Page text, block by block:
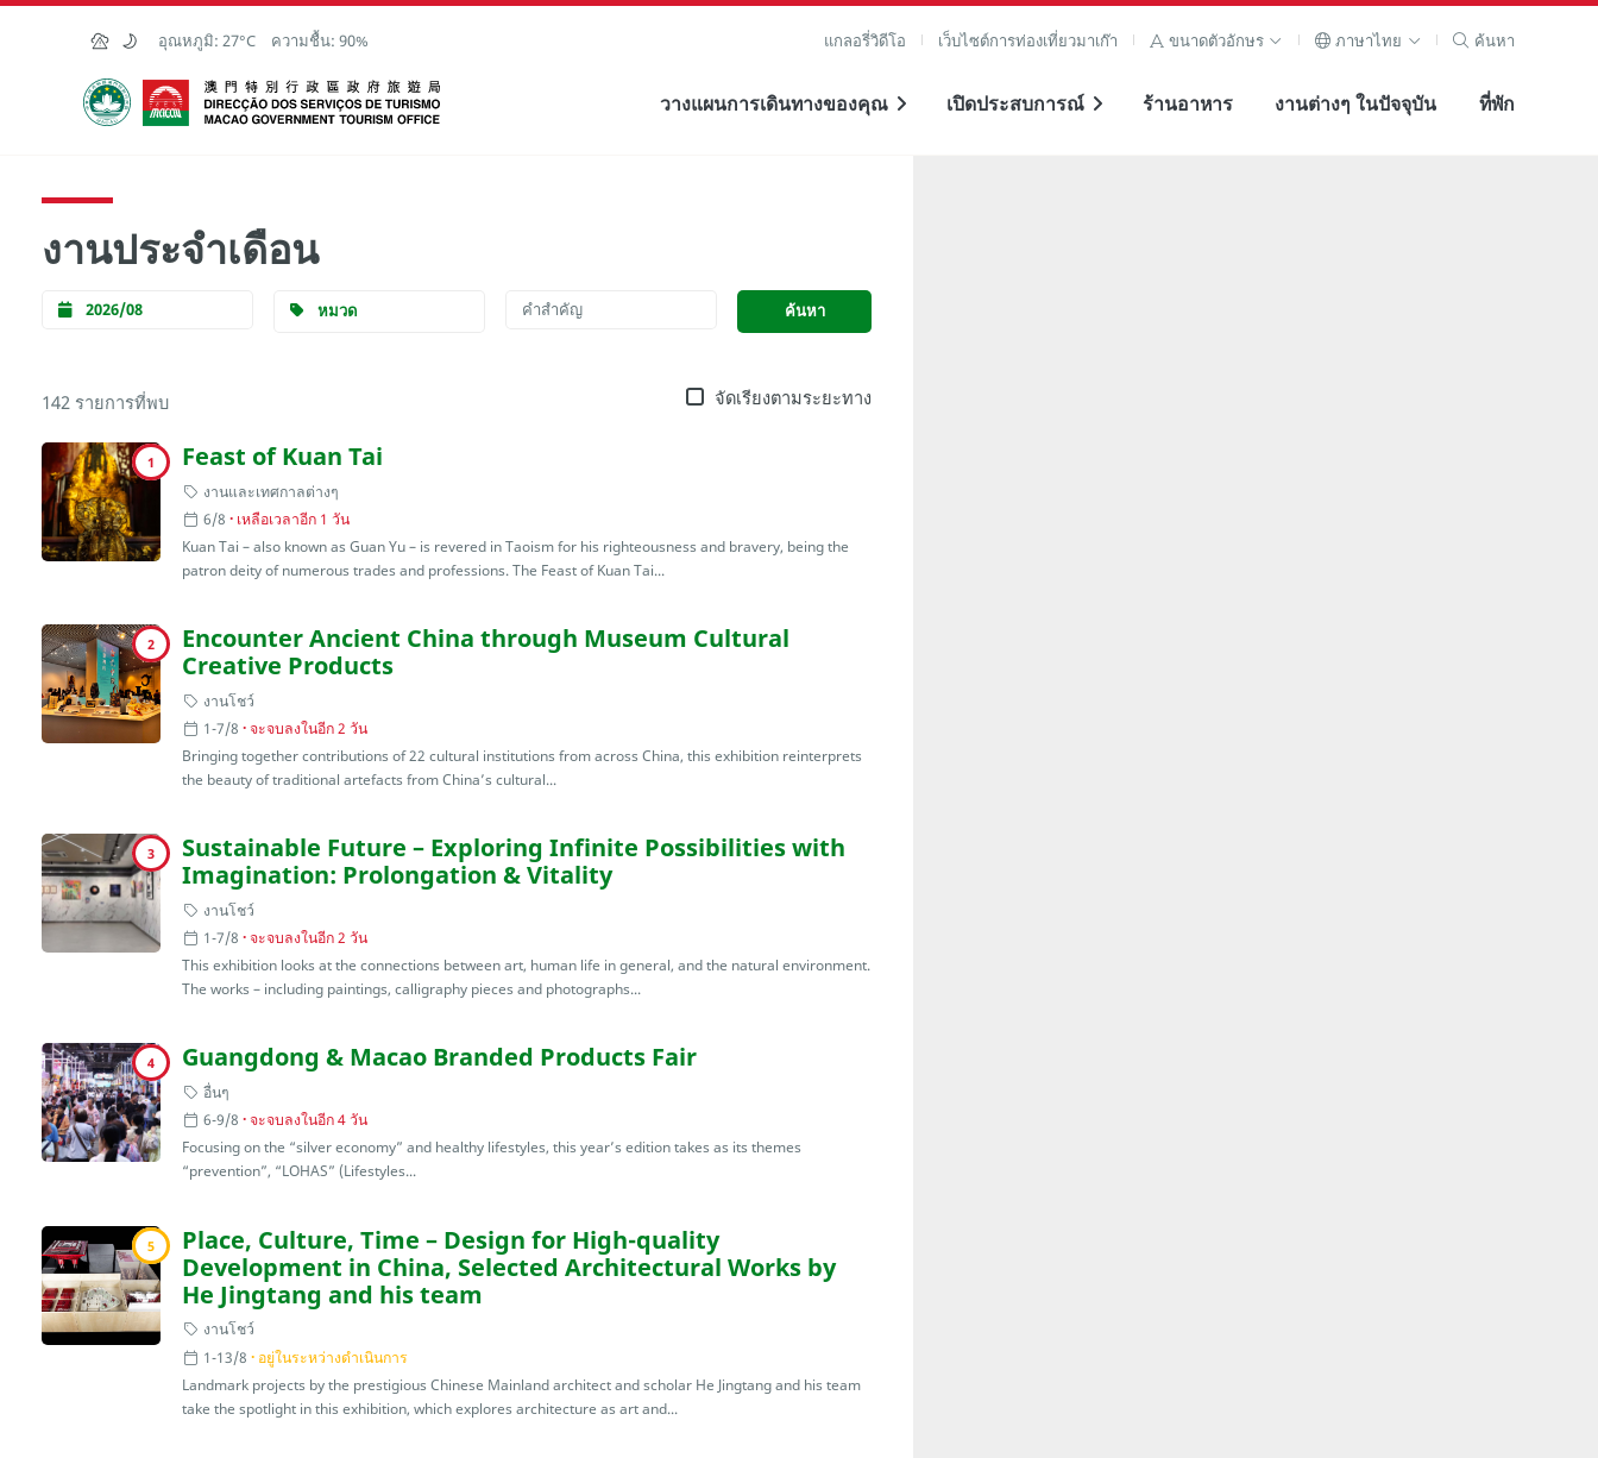
Skip to Main Content
อุณหภูมิ: 27°C ความชื้น: 90% แกลอรี่วิดีโอ เว็บไซต์การท่องเที่ยวมาเก๊า ขนาดตัวอักษร ภาษาไทย ค้นหา
สำนักงานการท่องเที่ยวของรัฐบาลมาเก๊า
วางแผนการเดินทางของคุณ เปิดประสบการณ์ ร้านอาหาร งานต่างๆ ในปัจจุบัน ที่พัก
งานประจำเดือน
2026/08 หมวด
142 รายการที่พบ จัดเรียงตามระยะทาง
1 Feast of Kuan Tai
งานและเทศกาลต่างๆ
6/8 เหลือเวลาอีก 1 วัน
Kuan Tai – also known as Guan Yu – is revered in Taoism for his righteousness and bravery, being the
patron deity of numerous trades and professions. The Feast of Kuan Tai...
2
Encounter Ancient China through Museum Cultural
Creative Products
งานโชว์
1-7/8 จะจบลงในอีก 2 วัน
Bringing together contributions of 22 cultural institutions from across China, this exhibition reinterprets
the beauty of traditional artefacts from China’s cultural...
3
Sustainable Future – Exploring Infinite Possibilities with
Imagination: Prolongation & Vitality
งานโชว์
1-7/8 จะจบลงในอีก 2 วัน
This exhibition looks at the connections between art, human life in general, and the natural environment.
The works – including paintings, calligraphy pieces and photographs...
4 Guangdong & Macao Branded Products Fair
อื่นๆ
6-9/8 จะจบลงในอีก 4 วัน
Focusing on the “silver economy” and healthy lifestyles, this year’s edition takes as its themes
“prevention”, “LOHAS” (Lifestyles...
5
Place, Culture, Time – Design for High-quality
Development in China, Selected Architectural Works by
He Jingtang and his team
งานโชว์
1-13/8 อยู่ในระหว่างดำเนินการ
Landmark projects by the prestigious Chinese Mainland architect and scholar He Jingtang and his team
take the spotlight in this exhibition, which explores architecture as art and...